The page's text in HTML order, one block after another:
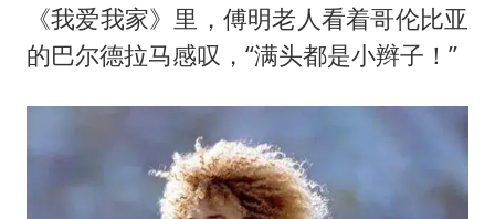
《我爱我家》里，傅明老人看着哥伦比亚
的巴尔德拉马感叹，“满头都是小辫子！”